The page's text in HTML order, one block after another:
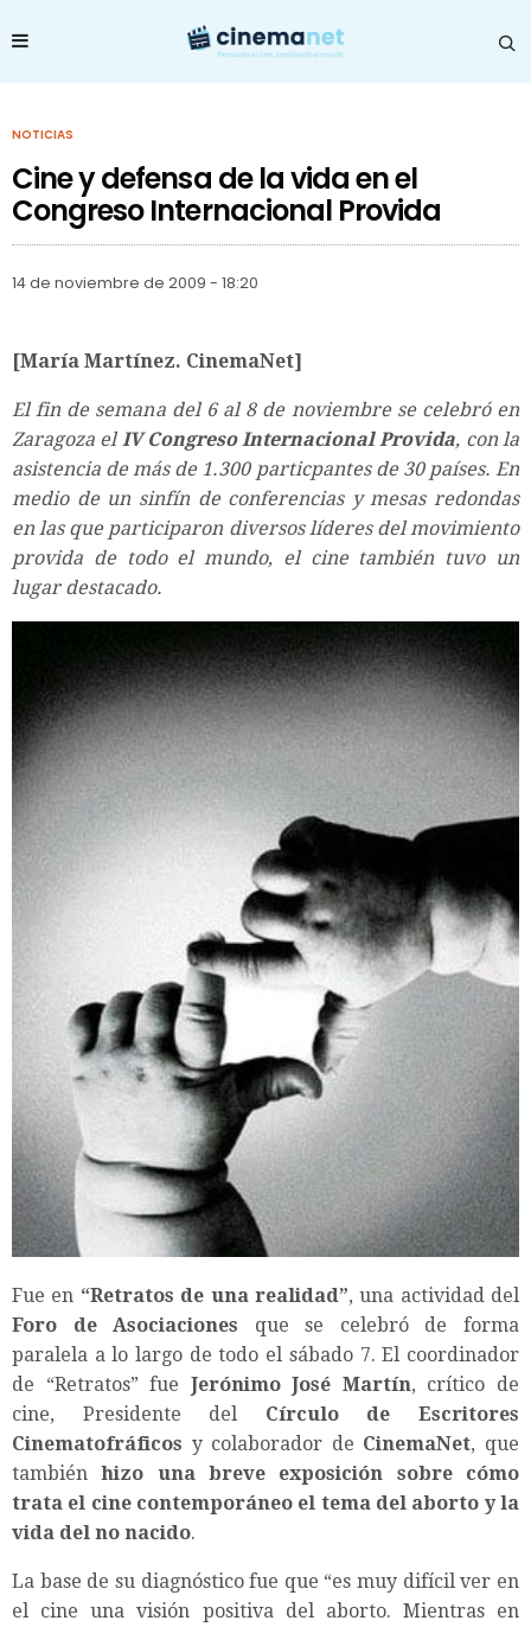
NOTICIAS
Cine y defensa de la vida en el
Congreso Internacional Provida
14 de noviembre de 2009 - 18:20
[María Martínez. CinemaNet]
El fin de semana del 6 al 8 de noviembre se celebró en
Zaragoza elIV Congreso Internacional Provida, con la
asistencia de más de 1.300 particpantes de 30 países. En
medio de un sinfín de conferencias y mesas redondas
en las que participaron diversos líderes del movimiento
provida de todo el mundo, el cine también tuvo un
lugar destacado.
Fue en “Retratos de una realidad”, una actividad del
Foro de Asociaciones que se celebró de forma
paralela a lo largo de todo el sábado 7. El coordinador
de “Retratos” fue Jerónimo José Martín, crítico de
cine, Presidente del Círculo de Escritores
Cinematofráficos y colaborador de CinemaNet, que
tambiénhizo una breve exposición sobre cómo
trata el cine contemporáneo el tema del aborto y la
vida del no nacido.
La base de su diagnóstico fue que “es muy difícil ver en
el cine una visión positiva del aborto. Mientras en